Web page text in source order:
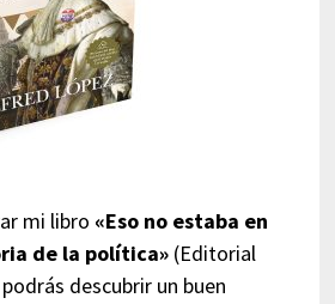
mi libro «Eso no estaba en
de la política»(Editorial
descubrir un buen